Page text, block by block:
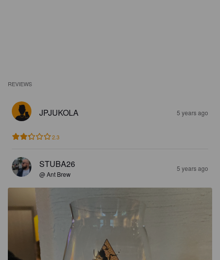
REVIEWS
JPJUKOLA 5 years ago
2.3
STUBA26
@ Ant Brew
5 years ago